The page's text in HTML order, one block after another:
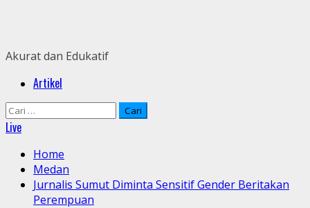
Akurat dan Edukatif
PrimaryArtikel
Cari
untuk:
Live
Home
Medan
Jurnalis Sumut Diminta Sensitif Gender Beritakan
Perempuan